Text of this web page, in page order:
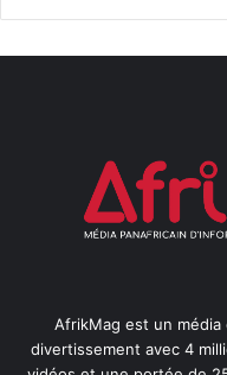
AfrikMag est un média
divertissement avec 4